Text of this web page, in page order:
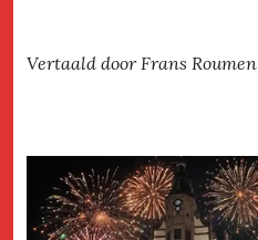
Vertaald door Frans Roumen